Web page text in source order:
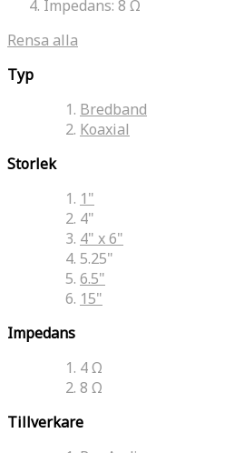
Impedans: 8 Ω
Rensa alla
Typ
Bredband
Koaxial
Storlek
1"
4"
4" x 6"
5.25"
6.5"
15"
Impedans
4 Ω
8 Ω
Tillverkare